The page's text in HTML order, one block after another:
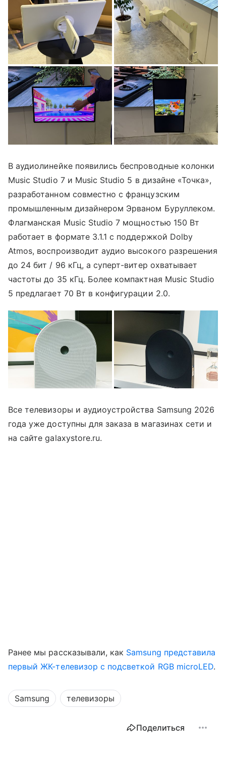
В аудиолинейке появились беспроводные колонки
Music Studio 7 и Music Studio 5 в дизайне «Точка»,
разработанном совместно с французским
промышленным дизайнером Эрваном Буруллеком.
Флагманская Music Studio 7 мощностью 150 Вт
работает в формате 3.1.1 с поддержкой Dolby
Atmos, воспроизводит аудио высокого разрешения
до 24 бит / 96 кГц, а суперт-витер охватывает
частоты до 35 кГц. Более компактная Music Studio
5 предлагает 70 Вт в конфигурации 2.0.
Все телевизоры и аудиоустройства Samsung 2026
года уже доступны для заказа в магазинах сети и
на сайте galaxystore.ru.
Ранее мы рассказывали, как Samsung представила
первый ЖК-телевизор с подсветкой RGB microLED.
Samsung телевизоры
Поделиться